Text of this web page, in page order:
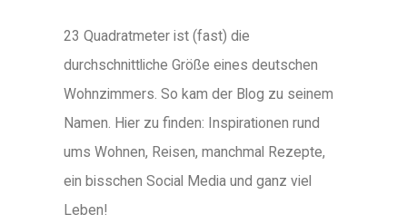
23 Quadratmeter ist (fast) die
durchschnittliche Größe eines deutschen
Wohnzimmers. So kam der Blog zu seinem
Namen. Hier zu finden: Inspirationen rund
ums Wohnen, Reisen, manchmal Rezepte,
ein bisschen Social Media und ganz viel
Leben!